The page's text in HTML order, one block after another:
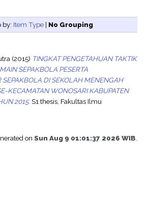
by: Item Type| No Grouping
(2015) TINGKAT PENGETAHUAN TAKTIK
SEPAKBOLA PESERTA
SEPAKBOLA DI SEKOLAH MENENGAH
KECAMATAN WONOSARI KABUPATEN
2015. S1 thesis, Fakultas Ilmu
onSun Aug 9 01:01:37 2026 WIB.